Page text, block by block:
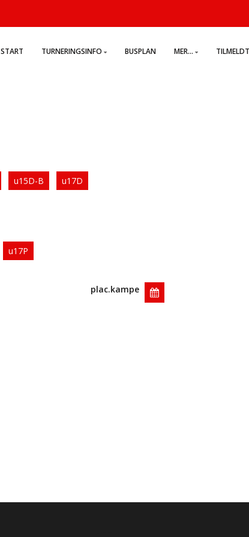
START TURNERINGSINFO BUSPLAN MER...
u15D-B u17D
u17P
plac.kampe